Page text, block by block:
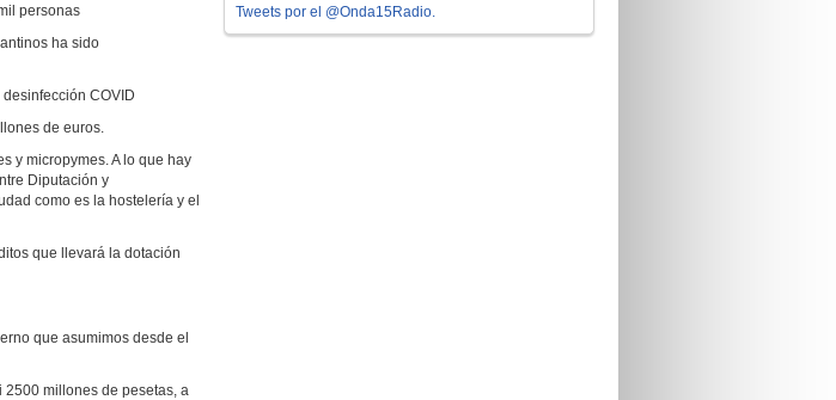
personas
ha sido
COVID
de euros.
y micropymes. A lo que hay
Diputación y
como es la hostelería y el
que llevará la dotación
que asumimos desde el
2500 millones de pesetas, a
Tweets por el @Onda15Radio.